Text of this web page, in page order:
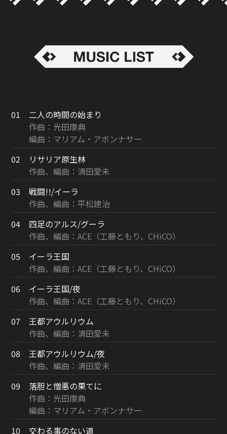
01
二人の時間の始まり
作曲：光田康典
編曲：マリアム・アボンナサー
02
リサリア原生林
作曲、編曲：清田愛未
03
戦闘!!/イーラ
作曲、編曲：平松建治
04
四足のアルス/グーラ
作曲、編曲：ACE（工藤ともり、CHiCO）
05
イーラ王国
作曲、編曲：ACE（工藤ともり、CHiCO）
06
イーラ王国/夜
作曲、編曲：ACE（工藤ともり、CHiCO）
07
王都アウルリウム
作曲、編曲：清田愛未
08
王都アウルリウム/夜
作曲、編曲：清田愛未
09
落胆と憎悪の果てに
作曲：光田康典
編曲：マリアム・アボンナサー
10
交わる事のない道